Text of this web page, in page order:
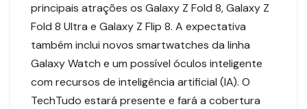
principais atrações os Galaxy Z Fold 8, Galaxy Z
Fold 8 Ultra e Galaxy Z Flip 8. A expectativa
também inclui novos smartwatches da linha
Galaxy Watch e um possível óculos inteligente
com recursos de inteligência artificial (IA). O
TechTudo estará presente e fará a cobertura